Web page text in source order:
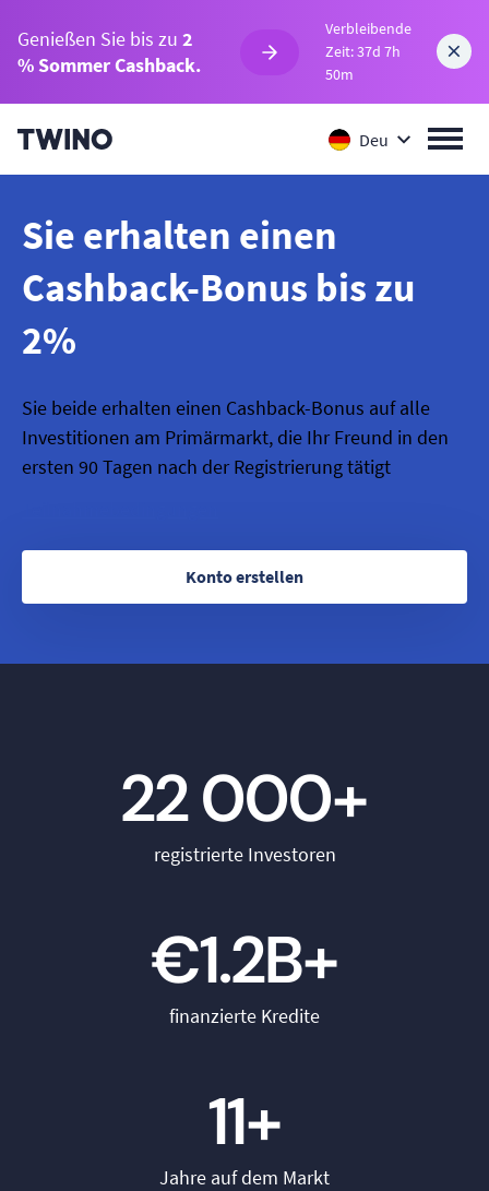
Genießen Sie bis zu 2
% Sommer Cashback.
Verbleibende
Zeit: 37d 7h
50m
Deu
Sie erhalten einen
Cashback-Bonus bis zu
2%
Sie beide erhalten einen Cashback-Bonus auf alle
Investitionen am Primärmarkt, die Ihr Freund in den
ersten 90 Tagen nach der Registrierung tätigt
Konto erstellen
22 000+
registrierte Investoren
€1.2B+
finanzierte Kredite
11+
Jahre auf dem Markt